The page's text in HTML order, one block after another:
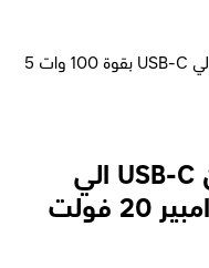
لافينتو (MP335) كابل من USB-C الي USB-C بقوة 100 وات 5
لافينتو (MP335) كابل من USB-C الي
USB-C بقوة 100 وات 5 امبير 20 فولت